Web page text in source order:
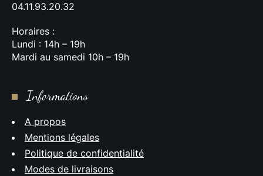
04.11.93.20.32
Horaires :
Lundi : 14h – 19h
Mardi au samedi 10h – 19h
Informations
A propos
Mentions légales
Politique de confidentialité
Modes de livraisons